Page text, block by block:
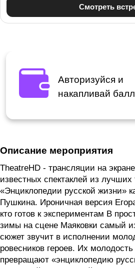
Авторизуйся и
накапливай
Описание мероприятия
TheatreHD - трансляции на
известных спектаклей из лучших
«Энциклопедии русской жизни»
Пушкина. Ироничная версия
кто готов к экспериментам В
зимы на сцене Маяковки самый
сюжет звучит в исполнении
ровесников героев. Их
превращают «энциклопедию